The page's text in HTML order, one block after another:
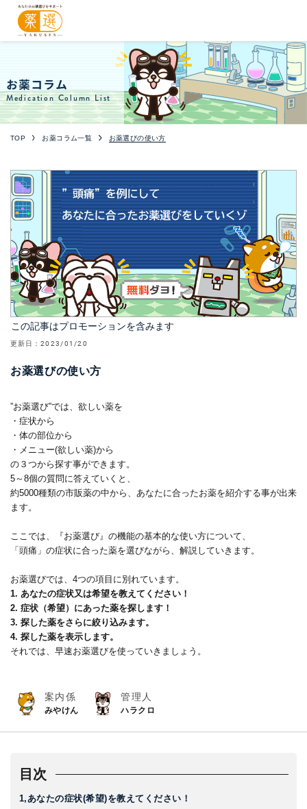
お薬コラム
Medication Column List
TOP お薬コラム一覧 お薬選びの使い方
この記事はプロモーションを含みます
更新日： 2023/01/20
お薬選びの使い方
”お薬選び”では、欲しい薬を
・症状から
・体の部位から
・メニュー(欲しい薬)から
の３つから探す事ができます。
5～8個の質問に答えていくと、
約5000種類の市販薬の中から、あなたに合ったお薬を紹介する事が出来
ます。
ここでは、『お薬選び』の機能の基本的な使い方について、
「頭痛」の症状に合った薬を選びながら、解説していきます。
お薬選びでは、4つの項目に別れています。
1. あなたの症状又は希望を教えてください！
2. 症状（希望）にあった薬を探します！
3. 探した薬をさらに絞り込みます。
4. 探した薬を表示します。
それでは、早速お薬選びを使っていきましょう。
案内係
みやけん
管理人
ハラクロ
目次
1,あなたの症状(希望)を教えてください！